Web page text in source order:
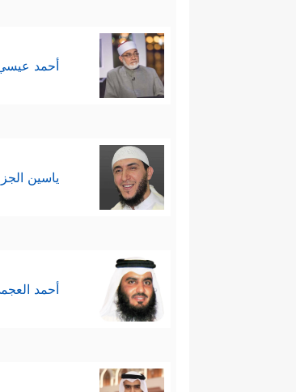
أحمد
ياسين
أحمد